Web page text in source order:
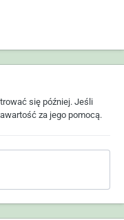
się później. Jeśli
za jego pomocą.